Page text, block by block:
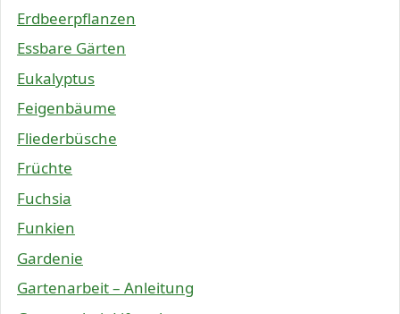
Erdbeerpflanzen
Essbare Gärten
Eukalyptus
Feigenbäume
Fliederbüsche
Früchte
Fuchsia
Funkien
Gardenie
Gartenarbeit – Anleitung